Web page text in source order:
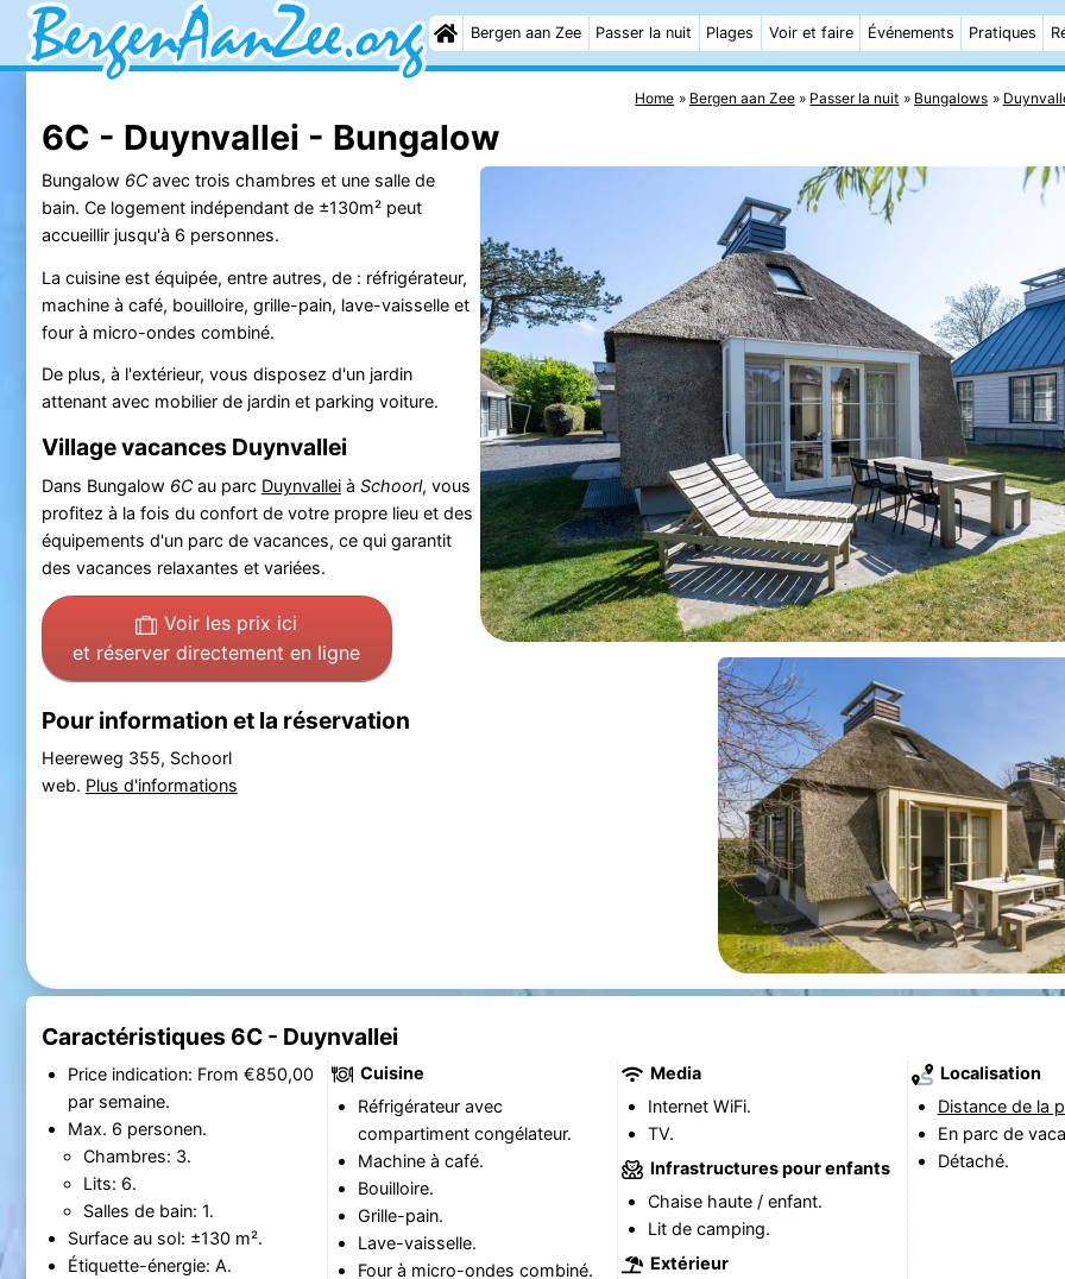
Bergen aan Zee Passer la nuit Plages Voir et faire Événements Pratiques
Home Bergen aan Zee Passer la nuit Bungalows
6C - Duynvallei - Bungalow
Bungalow 6Cavec trois chambres et une salle de
bain. Ce logement indépendant de ±130m² peut
accueillir jusqu'à 6 personnes.
La cuisine est équipée, entre autres, de : réfrigérateur,
machine à café, bouilloire, grille-pain, lave-vaisselle et
four à micro-ondes combiné.
De plus, à l'extérieur, vous disposez d'un jardin
attenant avec mobilier de jardin et parking voiture.
Village vacances Duynvallei
Dans Bungalow 6Cau parc Duynvalleià Schoorl, vous
profitez à la fois du confort de votre propre lieu et des
équipements d'un parc de vacances, ce qui garantit
des vacances relaxantes et variées.
Voir les prix ici
et réserver directement en ligne
Pour information et la réservation
Heereweg 355, Schoorl
web. Plus d'informations
Caractéristiques 6C - Duynvallei
Price indication: From €850,00
par semaine.
Max. 6 personen.
Chambres: 3.
Lits: 6.
Salles de bain: 1.
Surface au sol: ±130 m².
Étiquette-énergie: A.
Cuisine
Réfrigérateur avec
compartiment congélateur.
Machine à café.
Bouilloire.
Grille-pain.
Lave-vaisselle.
Four à micro-ondes combiné.
Media
Internet WiFi.
TV.
Infrastructures pour enfants
Chaise haute / enfant.
Lit de camping.
Extérieur
Localisation
Distance de la
En parc de
Détaché.